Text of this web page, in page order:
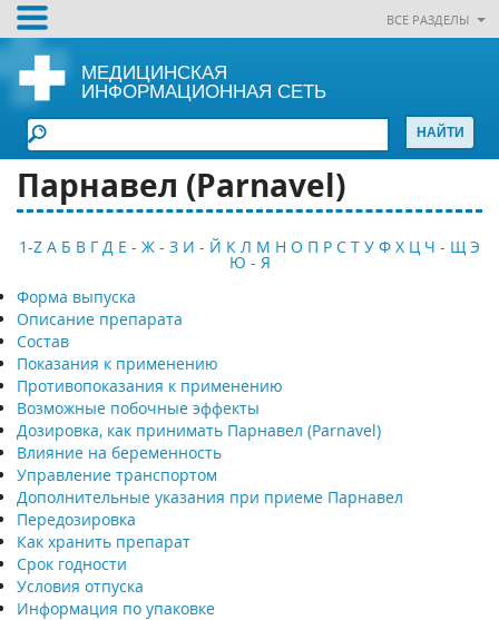
ВСЕ РАЗДЕЛЫ
МЕДИЦИНСКАЯ
ИНФОРМАЦИОННАЯ СЕТЬ
Парнавел (Parnavel)
1-Z А Б В Г Д Е - Ж - З И - Й К Л М Н О П Р С Т У Ф Х Ц Ч - Щ Э
Ю - Я
Форма выпуска
Описание препарата
Состав
Показания к применению
Противопоказания к применению
Возможные побочные эффекты
Дозировка, как принимать Парнавел (Parnavel)
Влияние на беременность
Управление транспортом
Дополнительные указания при приеме Парнавел
Передозировка
Как хранить препарат
Срок годности
Условия отпуска
Информация по упаковке